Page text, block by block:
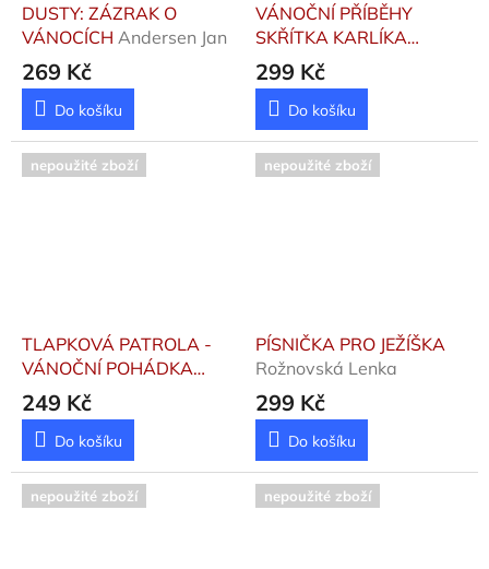
DUSTY: ZÁZRAK O
VÁNOCÍCH Andersen Jan
269 Kč
Do košíku
VÁNOČNÍ PŘÍBĚHY
SKŘÍTKA KARLÍKA
Borodziuk Bernadetta
299 Kč
Do košíku
nepoužité zboží
TLAPKOVÁ PATROLA -
VÁNOČNÍ POHÁDKA
Kolektiv
249 Kč
Do košíku
nepoužité zboží
PÍSNIČKA PRO JEŽÍŠKA
Rožnovská Lenka
299 Kč
Do košíku
nepoužité zboží nepoužité zboží